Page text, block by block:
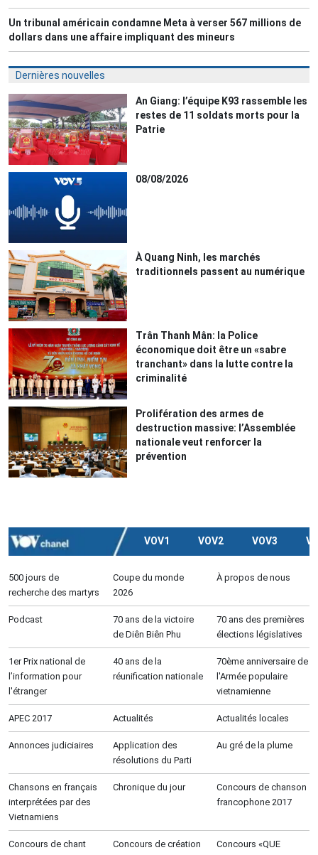
Un tribunal américain condamne Meta à verser 567 millions de
dollars dans une affaire impliquant des mineurs
Dernières nouvelles
An Giang: l’équipe K93 rassemble les
restes de 11 soldats morts pour la
Patrie
08/08/2026
À Quang Ninh, les marchés
traditionnels passent au numérique
Trân Thanh Mân: la Police
économique doit être un «sabre
tranchant» dans la lutte contre la
criminalité
Prolifération des armes de
destruction massive: l’Assemblée
nationale veut renforcer la
prévention
VOV1 VOV2 VOV3
500 jours de
recherche des martyrs
Coupe du monde
2026
À propos de nous
Podcast
70 ans de la victoire
de Diên Biên Phu
70 ans des premières
élections législatives
1er Prix national de
l’information pour
l'étranger
40 ans de la
réunification nationale
70ème anniversaire de
l'Armée populaire
vietnamienne
APEC 2017 Actualités Actualités locales
Annonces judiciaires
Application des
résolutions du Parti
Au gré de la plume
Chansons en français
interprétées par des
Vietnamiens
Chronique du jour
Concours de chanson
francophone 2017
Concours de chant
Concours de création
Concours «QUE